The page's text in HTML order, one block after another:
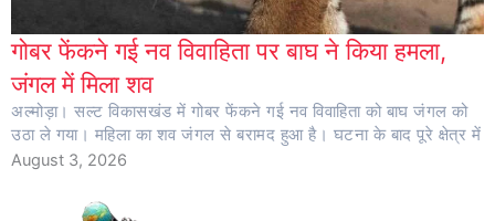
गोबर फेंकने गई नव विवाहिता पर बाघ ने किया हमला,
जंगल में मिला शव
अल्मोड़ा। सल्ट विकासखंड में गोबर फेंकने गई नव विवाहिता को बाघ जंगल को
उठा ले गया। महिला का शव जंगल से बरामद हुआ है। घटना के बाद पूरे क्षेत्र में
August 3, 2026